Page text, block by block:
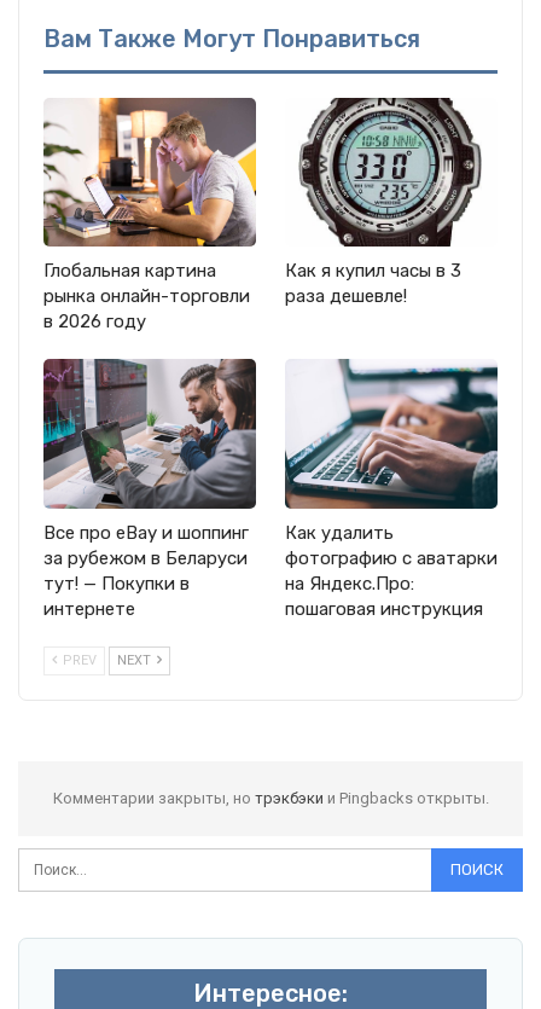
Вам Также Могут Понравиться
Глобальная картина
рынка онлайн-торговли
в 2026 году
Как я купил часы в 3
раза дешевле!
Все про eBay и шоппинг
за рубежом в Беларуси
тут! — Покупки в
интернете
Как удалить
фотографию с аватарки
на Яндекс.Про:
пошаговая инструкция
PREV NEXT
Комментарии закрыты, но трэкбэки и Pingbacks открыты.
Интересное: